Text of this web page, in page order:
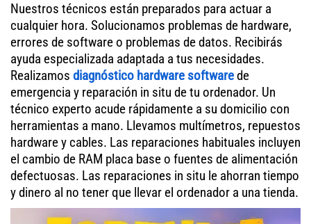
Nuestros técnicos están preparados para actuar a
cualquier hora. Solucionamos problemas de hardware,
errores de software o problemas de datos. Recibirás
ayuda especializada adaptada a tus necesidades.
Realizamos diagnóstico hardware softwarede
emergencia y reparación in situ de tu ordenador. Un
técnico experto acude rápidamente a su domicilio con
herramientas a mano. Llevamos multímetros, repuestos
hardware y cables. Las reparaciones habituales incluyen
el cambio de RAM placa base o fuentes de alimentación
defectuosas. Las reparaciones in situ le ahorran tiempo
y dinero al no tener que llevar el ordenador a una tienda.